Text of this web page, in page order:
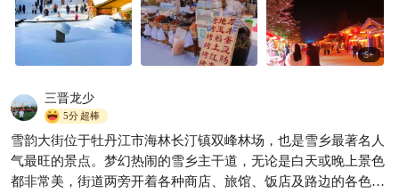
气腾腾的烤地瓜，香气四溢的粘豆包，咬上一口，甜蜜与温暖瞬
间传遍全身。民俗表演热闹非凡，风趣幽默的东北二人转，演员
们精彩的表演让观众笑声不断、掌声雷动。沿街还有各种精美的
不已，充分展现了雪乡人民的智慧与创造力。漫步雪韵大街，仿
佛置身于童话世界，每一步都能收获满满的欢乐与惊喜，让人流
连忘返，沉醉不知归处。
5+
三晋龙少
5分超棒
雪韵大街位于牡丹江市海林长汀镇双峰林场，也是雪乡最著名人
气最旺的景点。梦幻热闹的雪乡主干道，无论是白天或晚上景色
都非常美，街道两旁开着各种商店、旅馆、饭店及路边的各色小